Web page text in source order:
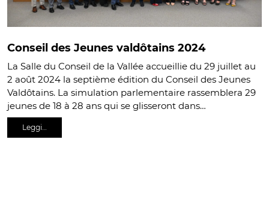
Conseil des Jeunes valdôtains 2024
La Salle du Conseil de la Vallée accueillie du 29 juillet au
2 août 2024 la septième édition du Conseil des Jeunes
Valdôtains. La simulation parlementaire rassemblera 29
jeunes de 18 à 28 ans qui se glisseront dans…
Leggi…